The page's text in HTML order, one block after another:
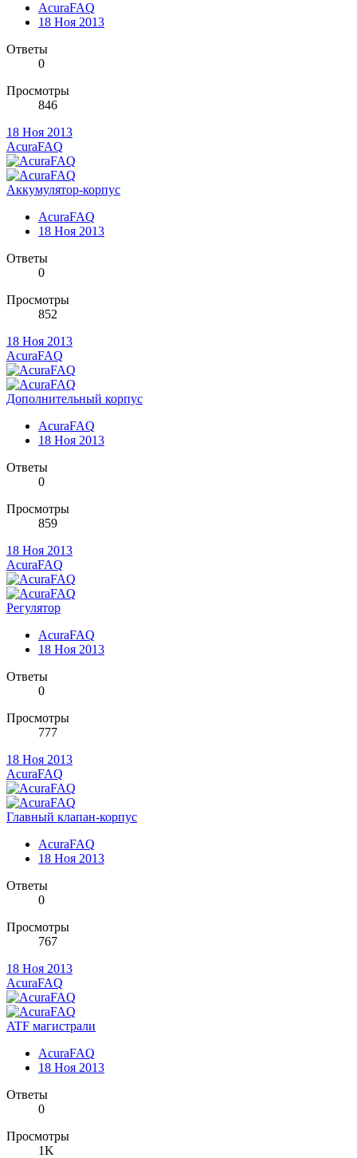
AcuraFAQ
18 Ноя 2013
Ответы
0
Просмотры
846
18 Ноя 2013
AcuraFAQ
Аккумулятор-корпус
AcuraFAQ
18 Ноя 2013
Ответы
0
Просмотры
852
18 Ноя 2013
AcuraFAQ
Дополнительный корпус
AcuraFAQ
18 Ноя 2013
Ответы
0
Просмотры
859
18 Ноя 2013
AcuraFAQ
Регулятор
AcuraFAQ
18 Ноя 2013
Ответы
0
Просмотры
777
18 Ноя 2013
AcuraFAQ
Главный клапан-корпус
AcuraFAQ
18 Ноя 2013
Ответы
0
Просмотры
767
18 Ноя 2013
AcuraFAQ
ATF магистрали
AcuraFAQ
18 Ноя 2013
Ответы
0
Просмотры
1K